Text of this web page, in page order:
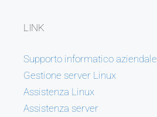
LINK
Supporto informatico aziendale
Gestione server Linux
Assistenza Linux
Assistenza server